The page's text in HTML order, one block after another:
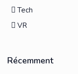
Tech
VR
Récemment